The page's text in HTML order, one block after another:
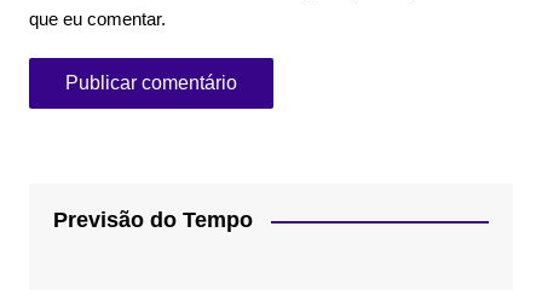
que eu comentar.
Previsão do Tempo